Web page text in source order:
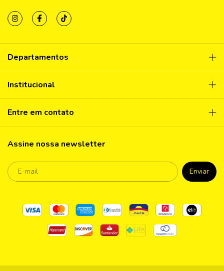
Departamentos
Institucional
Entre em contato
Assine nossa newsletter